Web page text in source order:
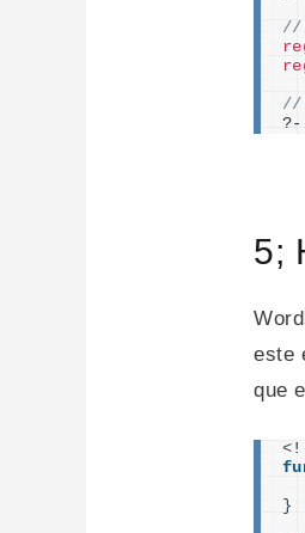
//
//
5;
este
que
<
}